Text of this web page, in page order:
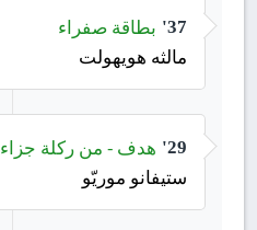
37' بطاقة صفراء
مالثه هويهولت
29' هدف - من ركلة جزاء
ستيفانو موريّو